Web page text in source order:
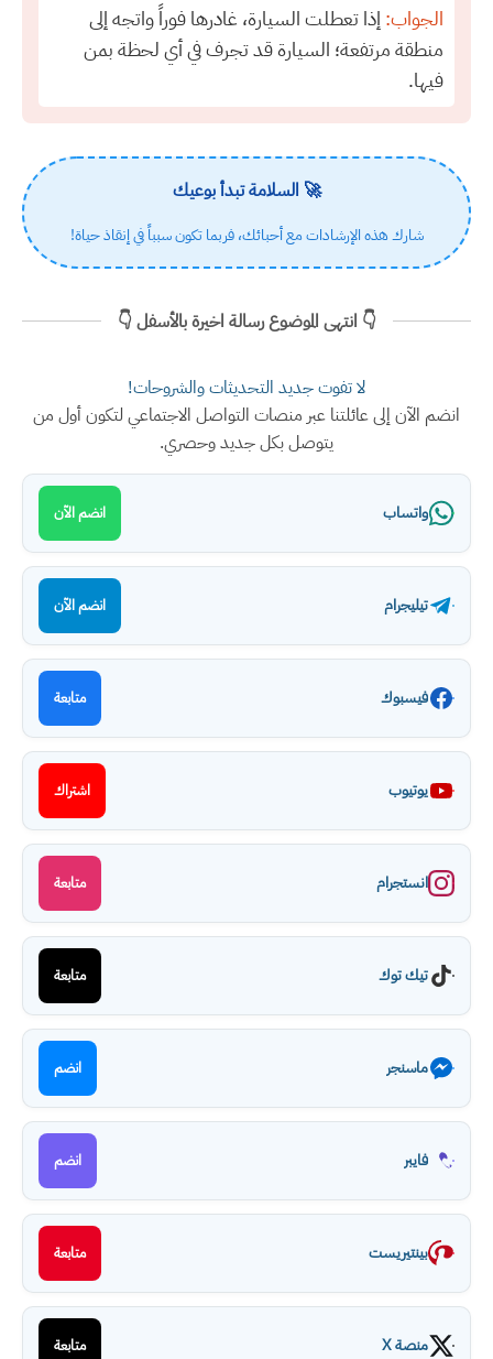
الجواب: إذا تعطلت السيارة، غادرها فوراً واتجه إلى
منطقة مرتفعة؛ السيارة قد تجرف في أي لحظة بمن
فيها.
🚀 السلامة تبدأ بوعيك
شارك هذه الإرشادات مع أحبائك، فربما تكون سبباً في إنقاذ حياة!
👇 انتهى الموضوع رسالة اخيرة بالأسفل 👇
لا تفوت جديد التحديثات والشروحات!
انضم الآن إلى عائلتنا عبر منصات التواصل الاجتماعي لتكون أول من
يتوصل بكل جديد وحصري.
واتساب انضم الآن
تيليجرام انضم الآن
فيسبوك متابعة
يوتيوب اشتراك
انستجرام متابعة
تيك توك متابعة
ماسنجر انضم
فايبر انضم
بينتيريست متابعة
منصة X متابعة